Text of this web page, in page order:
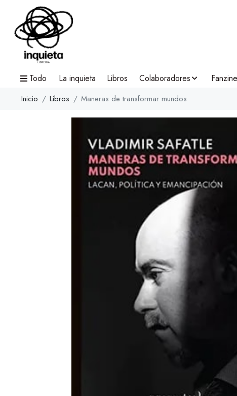
Todo La inquieta Libros Colaboradores
Inicio Libros Maneras de transformar mundos